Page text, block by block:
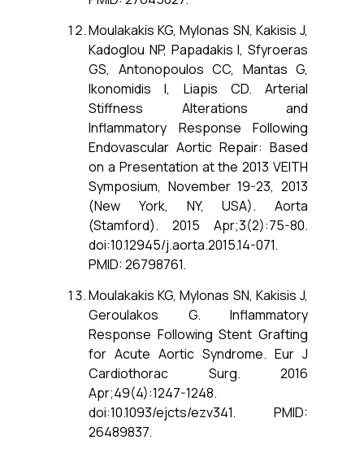
Moulakakis KG, Mylonas SN, Kakisis J,
Kadoglou NP, Papadakis I, Sfyroeras
GS, Antonopoulos CC, Mantas G,
Ikonomidis I, Liapis CD. Arterial
Stiffness Alterations and
Inflammatory Response Following
Endovascular Aortic Repair: Based
on a Presentation at the 2013 VEITH
Symposium, November 19-23, 2013
(New York, NY, USA). Aorta
(Stamford). 2015 Apr;3(2):75-80.
doi:10.12945/j.aorta.2015.14-071.
PMID: 26798761.
Moulakakis KG, Mylonas SN, Kakisis J,
Geroulakos G. Inflammatory
Response Following Stent Grafting
for Acute Aortic Syndrome. Eur J
Cardiothorac Surg. 2016
Apr;49(4):1247-1248.
doi:10.1093/ejcts/ezv341. PMID:
26489837.